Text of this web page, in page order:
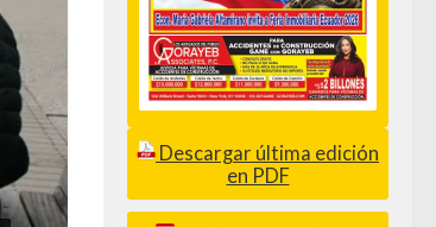
Descargar última edición
en PDF